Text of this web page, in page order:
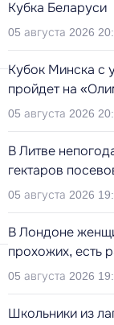
Кубка Беларуси
05 августа 2026
Кубок Минска с
пройдет на
05 августа 2026
В Литве
гектаров
05 августа 2026
В Лондоне
прохожих, есть
05 августа 2026
Школьники из